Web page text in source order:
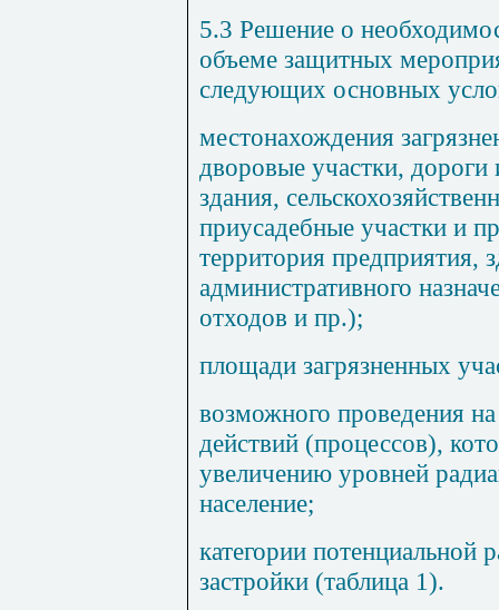
5.3 Решение о
объеме защитных
следующих основных
местонахождения
дворовые участки,
здания,
приусадебные участки и
территория предприятия,
административного
отходов и пр.);
площади загрязненных
возможного проведения на
действий (процессов),
увеличению уровней
население;
категории потенциальной
застройки (таблица 1).